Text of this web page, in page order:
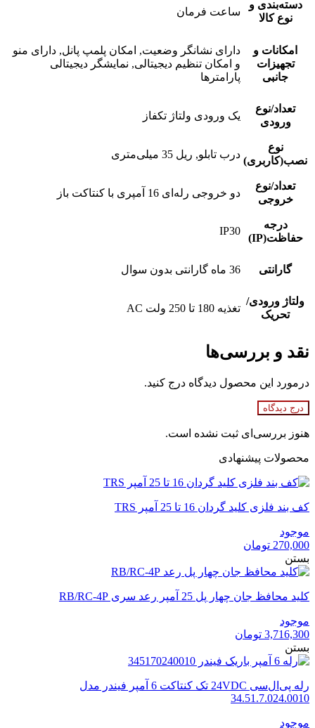
دسته‌بندی و
نوع کالا
ساعت فرمان
امکانات و
تجهیزات
جانبی
دارای نشانگر وضعیت, امکان پلمپ پانل, دارای منو
و امکان تنظیم دیجیتالی, نمایشگر دیجیتالی
پارامترها
تعداد/نوع
ورودی
یک ورودی ولتاژ تکفاز
نوع
نصب(کاربری)
درب تابلو, ریل 35 میلی‌متری
تعداد/نوع
خروجی
دو خروجی رله‌ای 16 آمپری با کنتاکت باز
درجه
حفاظت(IP)
IP30
گارانتی 36 ماه گارانتی بدون سوال
ولتاژ ورودی/
تحریک
تغذیه 180 تا 250 ولت AC
نقد و بررسی‌ها
درمورد این محصول دیدگاه درج کنید.
درج دیدگاه
هنوز بررسی‌ای ثبت نشده است.
محصولات پیشنهادی
کف بند فلزی کلید گردان 16 تا 25 آمپر TRS
موجود
270,000 تومان
بستن
کلید محافظ جان چهار پل 25 آمپر رعد سری RB/RC-4P
موجود
3,716,300 تومان
بستن
رله پی‌ال‌سی 24VDC تک کنتاکت 6 آمپر فیندر مدل
34.51.7.024.0010
موجود